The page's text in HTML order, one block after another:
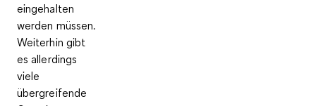
eingehalten
werden müssen.
Weiterhin gibt
es allerdings
viele
übergreifende